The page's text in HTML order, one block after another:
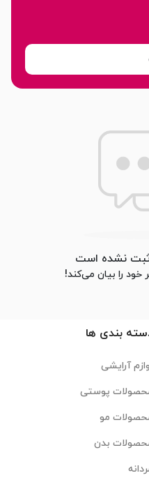
نشده است
خود را بیان می‌کند!
بندی ها
آرایشی
پوستی
مو
بدن